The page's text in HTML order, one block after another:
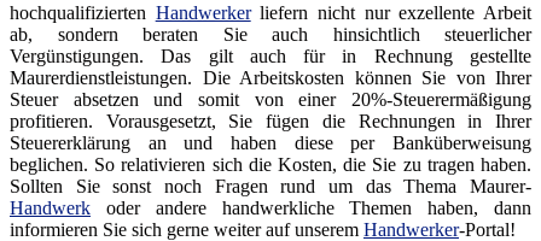
hochqualifizierten Handwerkerliefern nicht nur exzellente Arbeit
ab, sondern beraten Sie auch hinsichtlich steuerlicher
Vergünstigungen. Das gilt auch für in Rechnung gestellte
Maurerdienstleistungen. Die Arbeitskosten können Sie von Ihrer
Steuer absetzen und somit von einer 20%-Steuerermäßigung
profitieren. Vorausgesetzt, Sie fügen die Rechnungen in Ihrer
Steuererklärung an und haben diese per Banküberweisung
beglichen. So relativieren sich die Kosten, die Sie zu tragen haben.
Sollten Sie sonst noch Fragen rund um das Thema Maurer-
Handwerk oder andere handwerkliche Themen haben, dann
informieren Sie sich gerne weiter auf unserem Handwerker-Portal!